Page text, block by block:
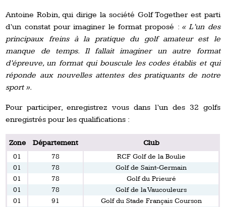
Antoine Robin, qui dirige la société Golf Together est parti
d’un constat pour imaginer le format proposé : « L’un des
principaux freins à la pratique du golf amateur est le
manque de temps. Il fallait imaginer un autre format
d’épreuve, un format qui bouscule les codes établis et qui
réponde aux nouvelles attentes des pratiquants de notre
sport ».
Pour participer, enregistrez vous dans l’un des 32 golfs
enregistrés pour les qualifications :
Zone Département Club
01 78
RCF Golf de la Boulie
01
78
Golf de Saint-Germain
01
78
Golf du Prieuré
01
78
Golf de la Vaucouleurs
01
91
Golf du Stade Français Courson